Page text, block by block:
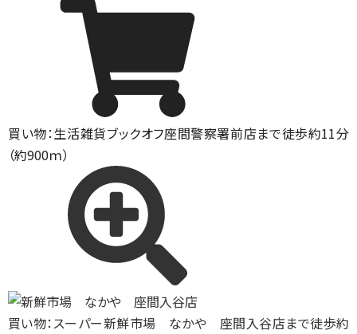
買い物：生活雑貨ブックオフ座間警察署前店まで徒歩約11分
（約900ｍ）
買い物：スーパー新鮮市場 なかや 座間入谷店まで徒歩約